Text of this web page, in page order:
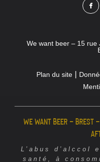
We want beer – 15 rue
Plan du site
We Want Beer – Brest
L’abus d’alccol
santé, à